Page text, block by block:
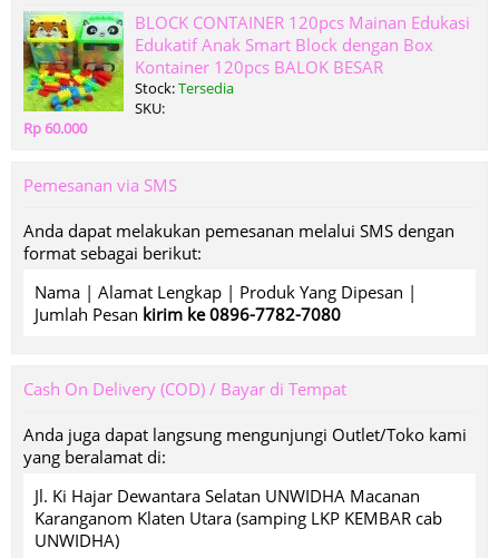
BLOCK CONTAINER 120pcs Mainan Edukasi
Edukatif Anak Smart Block dengan Box
Kontainer 120pcs BALOK BESAR
Stock:Tersedia
SKU:
Rp 60.000
Pemesanan via SMS
Anda dapat melakukan pemesanan melalui SMS dengan
format sebagai berikut:
Nama | Alamat Lengkap | Produk Yang Dipesan |
Jumlah Pesan kirim ke 0896-7782-7080
Cash On Delivery (COD) / Bayar di Tempat
Anda juga dapat langsung mengunjungi Outlet/Toko kami
yang beralamat di:
Jl. Ki Hajar Dewantara Selatan UNWIDHA Macanan
Karanganom Klaten Utara (samping LKP KEMBAR cab
UNWIDHA)